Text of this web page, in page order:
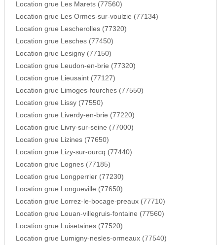
Location grue Les Marets (77560)
Location grue Les Ormes-sur-voulzie (77134)
Location grue Lescherolles (77320)
Location grue Lesches (77450)
Location grue Lesigny (77150)
Location grue Leudon-en-brie (77320)
Location grue Lieusaint (77127)
Location grue Limoges-fourches (77550)
Location grue Lissy (77550)
Location grue Liverdy-en-brie (77220)
Location grue Livry-sur-seine (77000)
Location grue Lizines (77650)
Location grue Lizy-sur-ourcq (77440)
Location grue Lognes (77185)
Location grue Longperrier (77230)
Location grue Longueville (77650)
Location grue Lorrez-le-bocage-preaux (77710)
Location grue Louan-villegruis-fontaine (77560)
Location grue Luisetaines (77520)
Location grue Lumigny-nesles-ormeaux (77540)